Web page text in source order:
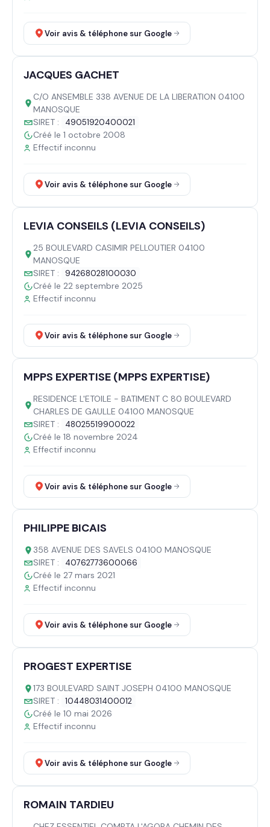
Voir avis & téléphone sur Google
JACQUES GACHET
C/O ANSEMBLE 338 AVENUE DE LA LIBERATION 04100
MANOSQUE
SIRET :
49051920400021
Créé le 1 octobre 2008
Effectif inconnu
Voir avis & téléphone sur Google
LEVIA CONSEILS (LEVIA CONSEILS)
25 BOULEVARD CASIMIR PELLOUTIER 04100
MANOSQUE
SIRET :
94268028100030
Créé le 22 septembre 2025
Effectif inconnu
Voir avis & téléphone sur Google
MPPS EXPERTISE (MPPS EXPERTISE)
RESIDENCE L'ETOILE - BATIMENT C 80 BOULEVARD
CHARLES DE GAULLE 04100 MANOSQUE
SIRET :
48025519900022
Créé le 18 novembre 2024
Effectif inconnu
Voir avis & téléphone sur Google
PHILIPPE BICAIS
358 AVENUE DES SAVELS 04100 MANOSQUE
SIRET :
40762773600066
Créé le 27 mars 2021
Effectif inconnu
Voir avis & téléphone sur Google
PROGEST EXPERTISE
173 BOULEVARD SAINT JOSEPH 04100 MANOSQUE
SIRET :
10448031400012
Créé le 10 mai 2026
Effectif inconnu
Voir avis & téléphone sur Google
ROMAIN TARDIEU